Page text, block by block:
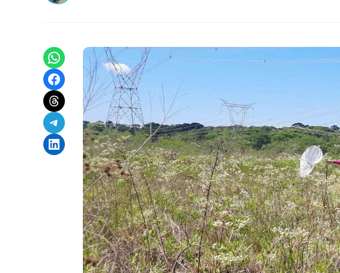
Share on WhatsApp
Share on Facebook
Share on Threads
Share on Telegram
Share on LinkedIn